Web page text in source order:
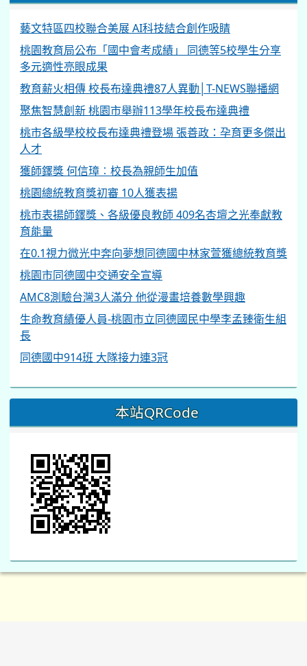
藝文特區四校聯合美展 AI科技結合創作吸睛
桃園教育局公布「國中會考成績」 同德等5校學生分享
多元適性亮眼成果
教育薪火相傳 校長布達典禮87人異動│T-NEWS聯播網
聚焦智慧創新 桃園市舉辦113學年校長布達典禮
桃市各級學校校長布達典禮登場 張善政：孕育更多傑出
人才
獲師鐸獎 何信璋︰校長為親師生加值
桃園總統教育獎初審 10人獲表揚
桃市表揚師鐸獎、各級優良教師 409名杏壇之光奉獻教
育能量
在0.1視力微光中奔向夢想同德國中林家萱獲總統教育獎
桃園市同德國中交通安全宣導
AMC8測驗台灣3人滿分 他從漫畫培養數學興趣
生命教育績優人員-桃園市立同德國民中學李孟臻衛生組
長
同德國中914班 大隊接力連3冠
本站QRCode